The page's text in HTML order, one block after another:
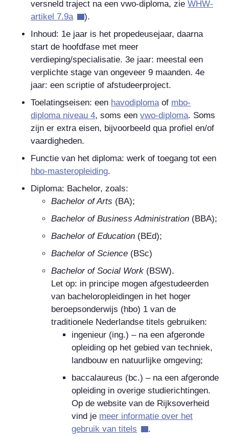
versneld traject na een vwo-diploma, zie WHW-
artikel 7.9a
).
Inhoud: 1e jaar is het propedeusejaar, daarna
start de hoofdfase met meer
verdieping/specialisatie. 3e jaar: meestal een
verplichte stage van ongeveer 9 maanden. 4e
jaar: een scriptie of afstudeerproject.
Toelatingseisen: een havodiplomaof mbo-
diploma niveau 4, soms een vwo-diploma. Soms
zijn er extra eisen, bijvoorbeeld qua profiel en/of
vaardigheden.
Functie van het diploma: werk of toegang tot een
hbo-masteropleiding.
Diploma: Bachelor, zoals:
Bachelor of Arts (BA);
Bachelor of Business Administration (BBA);
Bachelor of Education (BEd);
Bachelor of Science (BSc)
Bachelor of Social Work (BSW).
Let op: in principe mogen afgestudeerden
van bacheloropleidingen in het hoger
beroepsonderwijs (hbo) 1 van de
traditionele Nederlandse titels gebruiken:
ingenieur (ing.) – na een afgeronde
opleiding op het gebied van techniek,
landbouw en natuurlijke omgeving;
baccalaureus (bc.) – na een afgeronde
opleiding in overige studierichtingen.
Op de website van de Rijksoverheid
vind je meer informatie over het
gebruik van titels
.